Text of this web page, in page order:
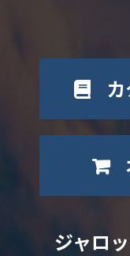
ジャロ